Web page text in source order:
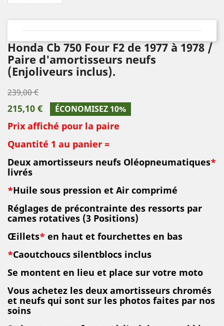
Honda Cb 750 Four F2 de 1977 à 1978 /
Paire d'amortisseurs neufs
(Enjoliveurs inclus).
239,00 €
215,10 € ÉCONOMISEZ 10%
Prix affiché pour la paire
Quantité 1 au panier =
Deux amortisseurs neufs Oléopneumatiques*
livrés
*Huile sous pression et Air comprimé
Réglages de précontrainte des ressorts par
cames rotatives (3 Positions)
Œillets* en haut et fourchettes en bas
*Caoutchoucs silentblocs inclus
Se montent en lieu et place sur votre moto
Vous achetez les deux amortisseurs chromés
et neufs qui sont sur les photos faites par nos
soins